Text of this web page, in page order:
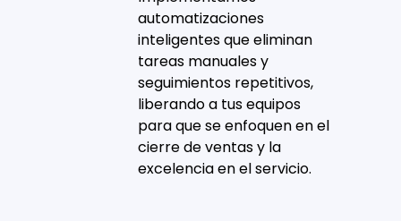
automatizaciones
inteligentes que eliminan
tareas manuales y
seguimientos repetitivos,
liberando a tus equipos
para que se enfoquen en el
cierre de ventas y la
excelencia en el servicio.